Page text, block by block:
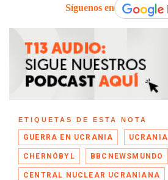
Síguenos en
ETIQUETAS DE ESTA NOTA
GUERRA EN UCRANIA UCRANIA
CHERNÓBYL BBCNEWSMUNDO
CENTRAL NUCLEAR UCRANIANA